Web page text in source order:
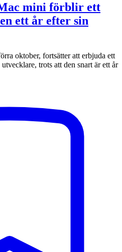
mini förblir ett
ett år efter sin
oktober, fortsätter att erbjuda ett
trots att den snart är ett år